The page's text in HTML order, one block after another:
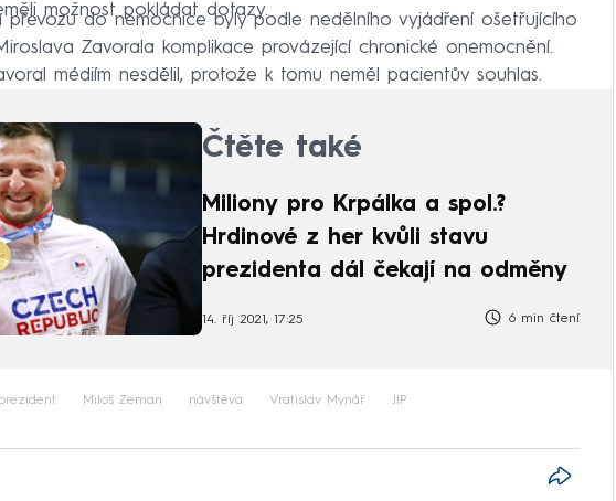
možnost pokládat dotazy.
převozu do nemocnice byly podle nedělního vyjádření ošetřujícího
Zavorala komplikace provázející chronické onemocnění.
médiím nesdělil, protože k tomu neměl pacientův souhlas.
Čtěte také
Miliony pro Krpálka a spol.?
Hrdinové z her kvůli stavu
prezidenta dál čekají na odměny
14. říj 2021, 17:25 6 min čtení
prezident Miloš Zeman návštěva Vratislav Mynář JIP